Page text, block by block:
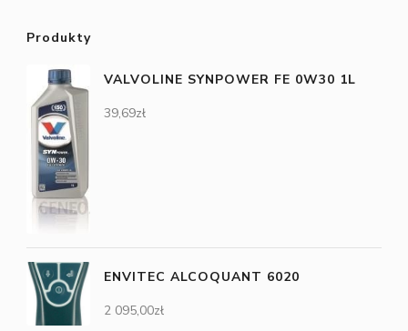
Produkty
VALVOLINE SYNPOWER FE 0W30 1L
39,69zł
ENVITEC ALCOQUANT 6020
2 095,00zł